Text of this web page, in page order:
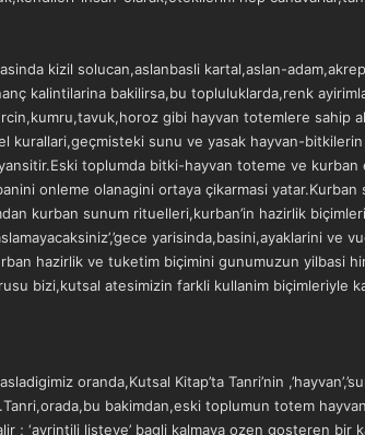
kizil solucan,aslanbasli kartal,aslan-
kalintilarina bakilirsa,bu topluluklarda,renk
gibi hayvan totemlere sahip
kurallari,geçmisteki sunu ve yasak hayvan-
toplumda bitki-hayvan toteme ve
onleme olanagini ortaya çikarmasi
kurban sunum rituelleri,kurban’in hazirlik
yarisinda,basini,ayaklarini ve
hazirlik ve tuketim biçimini gunumuzun yilbasi
bizi,kutsal atesimizin farkli kullanim biçimleriyle
oranda,Kutsal Kitap’ta Tanri’nin
bakimdan,eski toplumun totem
; ‘ayrintili listeye’ bagli kalmaya ozen gosteren bir